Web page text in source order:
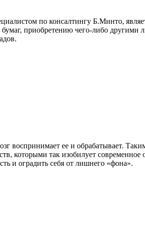
по консалтингу Б.Минто,
приобретению чего-либо другими
воспринимает ее и обрабатывает.
которыми так изобилует
и оградить себя от лишнего «фона».